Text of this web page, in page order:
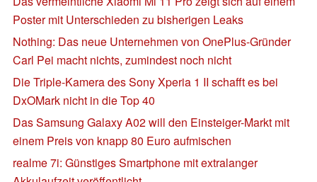
Poster mit Unterschieden zu bisherigen Leaks
Nothing: Das neue Unternehmen von OnePlus-Gründer
Carl Pei macht nichts, zumindest noch nicht
Die Triple-Kamera des Sony Xperia 1 II schafft es bei
DxOMark nicht in die Top 40
Das Samsung Galaxy A02 will den Einsteiger-Markt mit
einem Preis von knapp 80 Euro aufmischen
realme 7i: Günstiges Smartphone mit extralanger